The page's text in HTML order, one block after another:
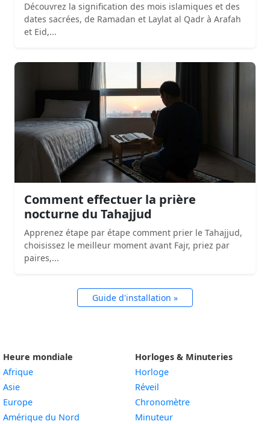
Découvrez la signification des mois islamiques et des
dates sacrées, de Ramadan et Laylat al Qadr à Arafah
et Eid,...
Comment effectuer la prière
nocturne du Tahajjud
Apprenez étape par étape comment prier le Tahajjud,
choisissez le meilleur moment avant Fajr, priez par
paires,...
Guide d'installation »
Heure mondiale
Afrique
Asie
Europe
Amérique du Nord
Horloges & Minuteries
Horloge
Réveil
Chronomètre
Minuteur